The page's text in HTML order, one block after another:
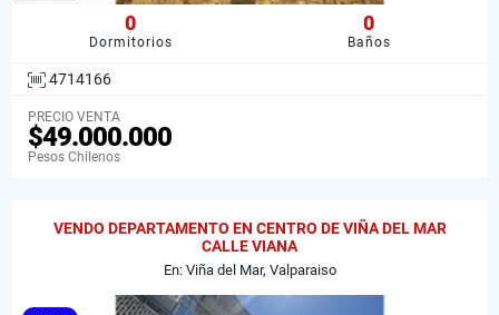
0
Dormitorios
0
Baños
4714166
PRECIO VENTA
$49.000.000
Pesos Chilenos
VENDO DEPARTAMENTO EN CENTRO DE VIÑA DEL MAR
CALLE VIANA
En: Viña del Mar, Valparaiso